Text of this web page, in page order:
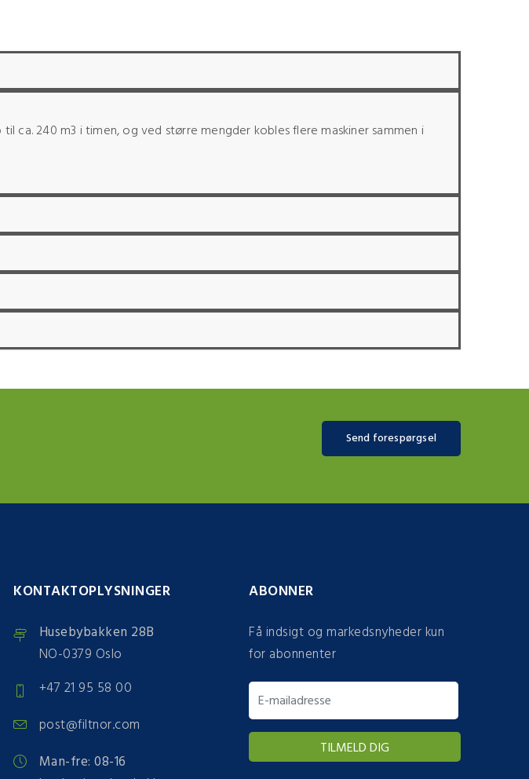
ca. 240 m3 i timen, og ved større mengder kobles flere maskiner sammen i
Send forespørgsel
KONTAKTOPLYSNINGER
Husebybakken 28B
NO-0379 Oslo
+47 21 95 58 00
post@filtnor.com
Man-fre: 08-16
ABONNER
Få indsigt og markedsnyheder kun
for abonnenter